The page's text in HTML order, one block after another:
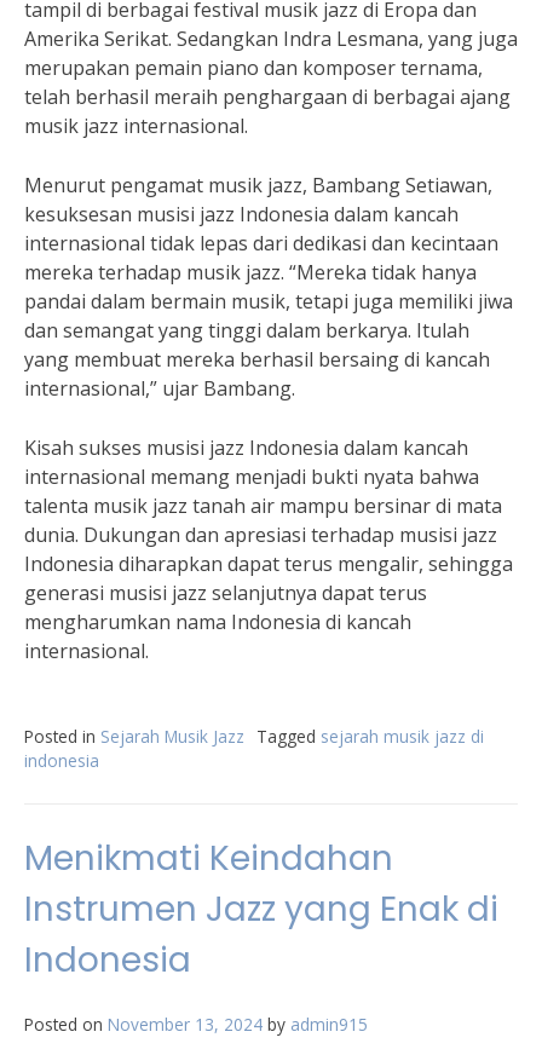
tampil di berbagai festival musik jazz di Eropa dan
Amerika Serikat. Sedangkan Indra Lesmana, yang juga
merupakan pemain piano dan komposer ternama,
telah berhasil meraih penghargaan di berbagai ajang
musik jazz internasional.
Menurut pengamat musik jazz, Bambang Setiawan,
kesuksesan musisi jazz Indonesia dalam kancah
internasional tidak lepas dari dedikasi dan kecintaan
mereka terhadap musik jazz. “Mereka tidak hanya
pandai dalam bermain musik, tetapi juga memiliki jiwa
dan semangat yang tinggi dalam berkarya. Itulah
yang membuat mereka berhasil bersaing di kancah
internasional,” ujar Bambang.
Kisah sukses musisi jazz Indonesia dalam kancah
internasional memang menjadi bukti nyata bahwa
talenta musik jazz tanah air mampu bersinar di mata
dunia. Dukungan dan apresiasi terhadap musisi jazz
Indonesia diharapkan dapat terus mengalir, sehingga
generasi musisi jazz selanjutnya dapat terus
mengharumkan nama Indonesia di kancah
internasional.
Posted in Sejarah Musik Jazz Tagged sejarah musik jazz di
indonesia
Menikmati Keindahan
Instrumen Jazz yang Enak di
Indonesia
Posted on November 13, 2024 by admin915